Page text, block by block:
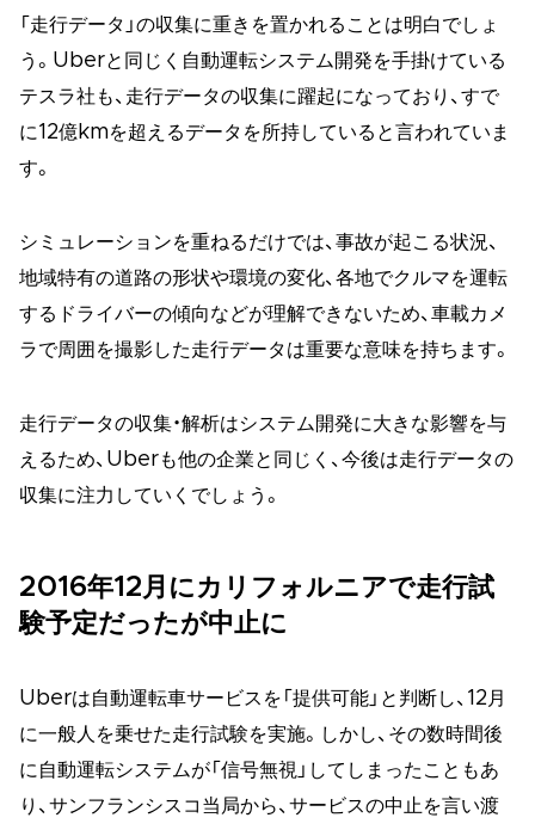
「走行データ」の収集に重きを置かれることは明白でしょ
う。Uberと同じく自動運転システム開発を手掛けている
テスラ社も、走行データの収集に躍起になっており、すで
に12億kmを超えるデータを所持していると言われていま
す。
シミュレーションを重ねるだけでは、事故が起こる状況、
地域特有の道路の形状や環境の変化、各地でクルマを運転
するドライバーの傾向などが理解できないため、車載カメ
ラで周囲を撮影した走行データは重要な意味を持ちます。
走行データの収集・解析はシステム開発に大きな影響を与
えるため、Uberも他の企業と同じく、今後は走行データの
収集に注力していくでしょう。
2016年12月にカリフォルニアで走行試
験予定だったが中止に
Uberは自動運転車サービスを「提供可能」と判断し、12月
に一般人を乗せた走行試験を実施。しかし、その数時間後
に自動運転システムが「信号無視」してしまったこともあ
り、サンフランシスコ当局から、サービスの中止を言い渡